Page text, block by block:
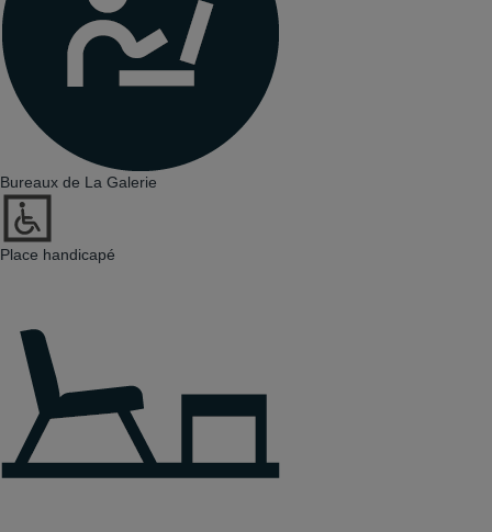
Bureaux de La Galerie
Place handicapé